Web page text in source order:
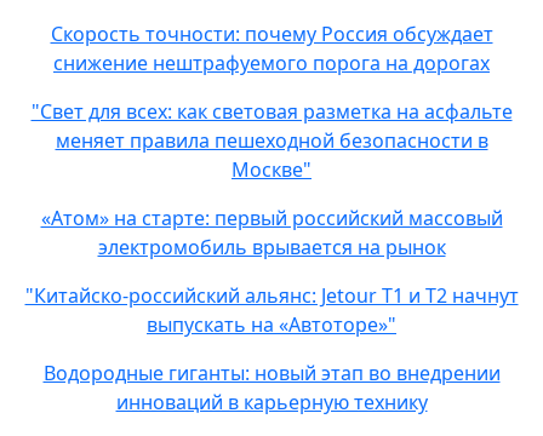
Скорость точности: почему Россия обсуждает
снижение нештрафуемого порога на дорогах
"Свет для всех: как световая разметка на асфальте
меняет правила пешеходной безопасности в
Москве"
«Атом» на старте: первый российский массовый
электромобиль врывается на рынок
"Китайско-российский альянс: Jetour T1 и T2 начнут
выпускать на «Автоторе»"
Водородные гиганты: новый этап во внедрении
инноваций в карьерную технику